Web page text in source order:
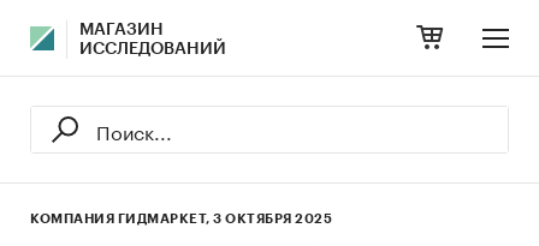
МАГАЗИН
ИССЛЕДОВАНИЙ
КОМПАНИЯ ГИДМАРКЕТ, 3 ОКТЯБРЯ 2025